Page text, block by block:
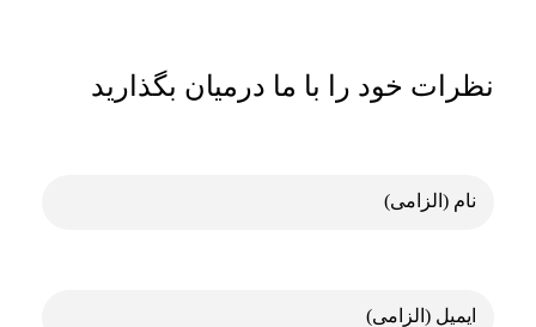
نظرات خود را با ما درمیان بگذارید